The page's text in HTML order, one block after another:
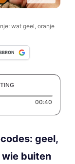
wat geel, oranje
00:40
geel,
wie buiten